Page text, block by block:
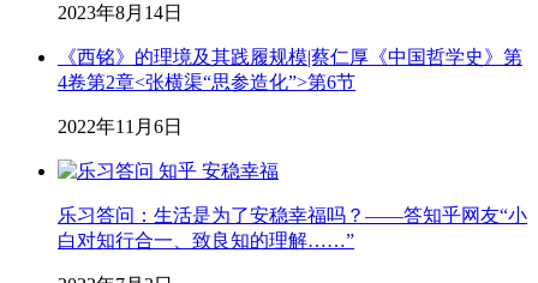
2023年8月14日
《西铭》的理境及其践履规模|蔡仁厚《中国哲学史》第
4卷第2章<张横渠“思参造化”>第6节
2022年11月6日
乐习答问：生活是为了安稳幸福吗？——答知乎网友“小
白对知行合一、致良知的理解……”